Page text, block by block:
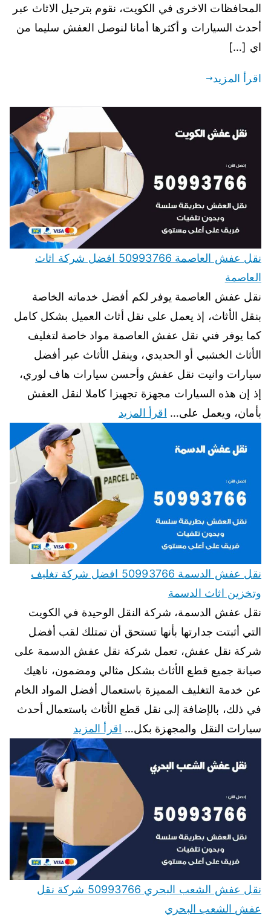
المحافظات الاخرى في الكويت، نقوم بترحيل الاثاث عبر
أحدث السيارات و أكثرها أمانا لنوصل العفش سليما من
اي […]
اقرأ المزيد
نقل عفش العاصمة 50993766 افضل شركة اثاث
العاصمة
نقل عفش العاصمة يوفر لكم أفضل خدماته الخاصة
بنقل الأثاث، إذ يعمل على نقل أثاث العميل بشكل كامل
كما يوفر فني نقل عفش العاصمة مواد خاصة لتغليف
الأثاث الخشبي أو الحديدي، وينقل الأثاث عبر أفضل
سيارات وانيت نقل عفش وأحسن سيارات هاف لوري،
إذ إن هذه السيارات مجهزة تجهيزا كاملا لنقل العفش
بأمان، ويعمل على… اقرأ المزيد
نقل عفش الدسمة 50993766 افضل شركة تغليف
وتخزين اثاث الدسمة
نقل عفش الدسمة، شركة النقل الوحيدة في الكويت
التي أثبتت جدارتها بأنها تستحق أن تمتلك لقب أفضل
شركة نقل عفش، تعمل شركة نقل عفش الدسمة على
صيانة جميع قطع الأثاث بشكل مثالي ومضمون، ناهيك
عن خدمة التغليف المميزة باستعمال أفضل المواد الخام
في ذلك، بالإضافة إلى نقل قطع الأثاث باستعمال أحدث
سيارات النقل والمجهزة بكل… اقرأ المزيد
نقل عفش الشعب البحري 50993766 شركة نقل
عفش الشعب البحري